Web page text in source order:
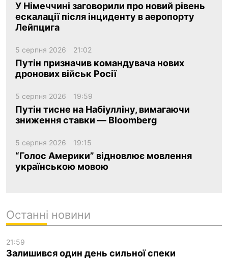
У Німеччині заговорили про новий рівень
ескалації після інциденту в аеропорту
Лейпцига
5 серпня 2026 21:02
Путін призначив командувача нових
дронових військ Росії
5 серпня 2026 19:59
Путін тисне на Набіулліну, вимагаючи
зниження ставки — Bloomberg
5 серпня 2026 19:15
“Голос Америки” відновлює мовлення
українською мовою
Останні новини
21:59
Залишився один день сильної спеки